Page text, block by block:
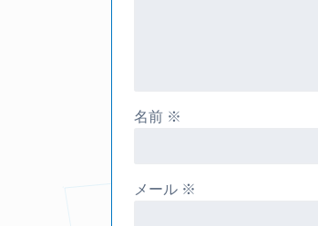
名前 ※
メール ※